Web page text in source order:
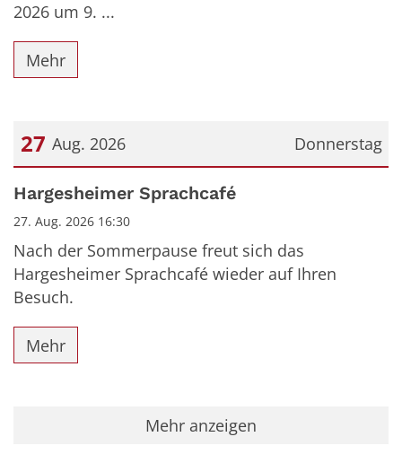
2026 um 9. ...
Mehr
Donnerstag
27 Aug. 2026
Datum: 27. August 2026
Hargesheimer Sprachcafé
27. Aug. 2026 16:30
Nach der Sommerpause freut sich das
Hargesheimer Sprachcafé wieder auf Ihren
Besuch.
Mehr
Mehr anzeigen